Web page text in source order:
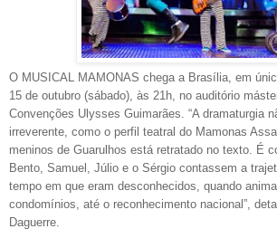
O MUSICAL MAMONAS chega a Brasília, em
15 de outubro (sábado), às 21h, no auditório
Convenções Ulysses Guimarães. “A dramaturgia
irreverente, como o perfil teatral do Mamonas
meninos de Guarulhos está retratado no texto. É
Bento, Samuel, Júlio e o Sérgio contassem a
tempo em que eram desconhecidos, quando
condomínios, até o reconhecimento nacional”,
Daguerre.